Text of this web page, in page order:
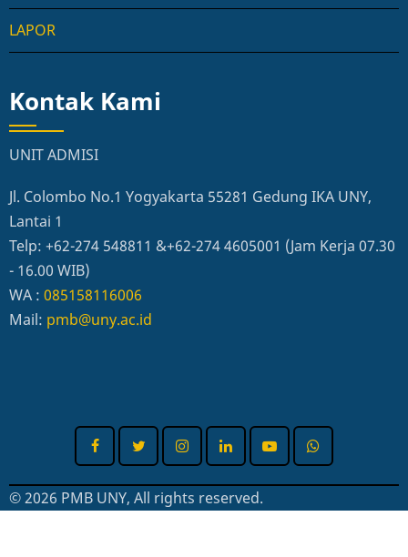
LAPOR
Kontak Kami
UNIT ADMISI
Jl. Colombo No.1 Yogyakarta 55281 Gedung IKA UNY,
Lantai 1
Telp: +62-274 548811 &+62-274 4605001 (Jam Kerja 07.30
- 16.00 WIB)
WA : 085158116006
Mail: pmb@uny.ac.id
© 2026 PMB UNY, All rights reserved.